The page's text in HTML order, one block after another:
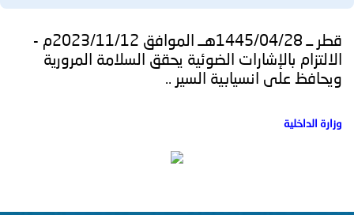
المجلس
مؤتمرات
و
اجتماعات
جهود
و
برامج
قطر ــ 1445/04/28هــ الموافق 2023/11/12م -
الالتزام بالإشارات الضوئية يحقق السلامة المرورية
ويحافظ على انسيابية السير ..
وزارة الداخلية